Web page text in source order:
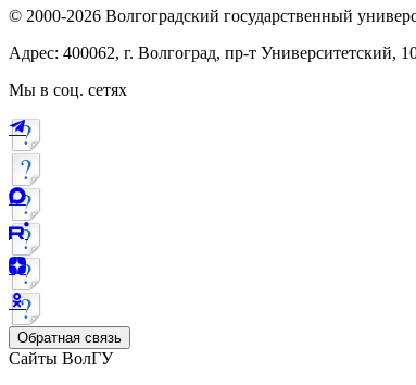
© 2000-2026 Волгоградский государственный
Адрес: 400062, г. Волгоград, пр-т Университетский,
Мы в соц. сетях
Обратная связь
Сайты ВолГУ